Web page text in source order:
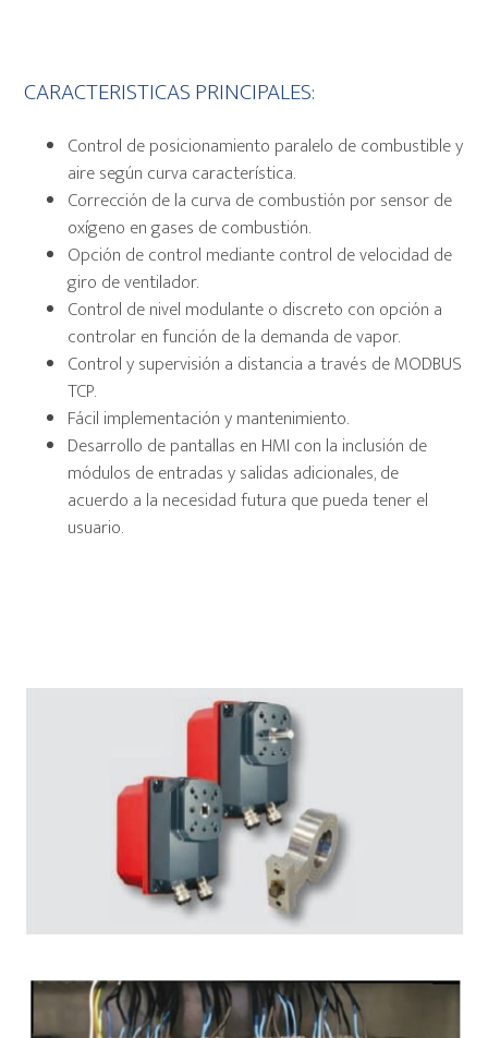
CARACTERISTICAS PRINCIPALES:
Control de posicionamiento paralelo de combustible y
aire según curva característica.
Corrección de la curva de combustión por sensor de
oxígeno en gases de combustión.
Opción de control mediante control de velocidad de
giro de ventilador.
Control de nivel modulante o discreto con opción a
controlar en función de la demanda de vapor.
Control y supervisión a distancia a través de MODBUS
TCP.
Fácil implementación y mantenimiento.
Desarrollo de pantallas en HMI con la inclusión de
módulos de entradas y salidas adicionales, de
acuerdo a la necesidad futura que pueda tener el
usuario.